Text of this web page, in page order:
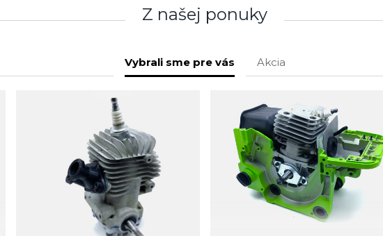
Z našej ponuky
Vybrali sme pre vás Akcia